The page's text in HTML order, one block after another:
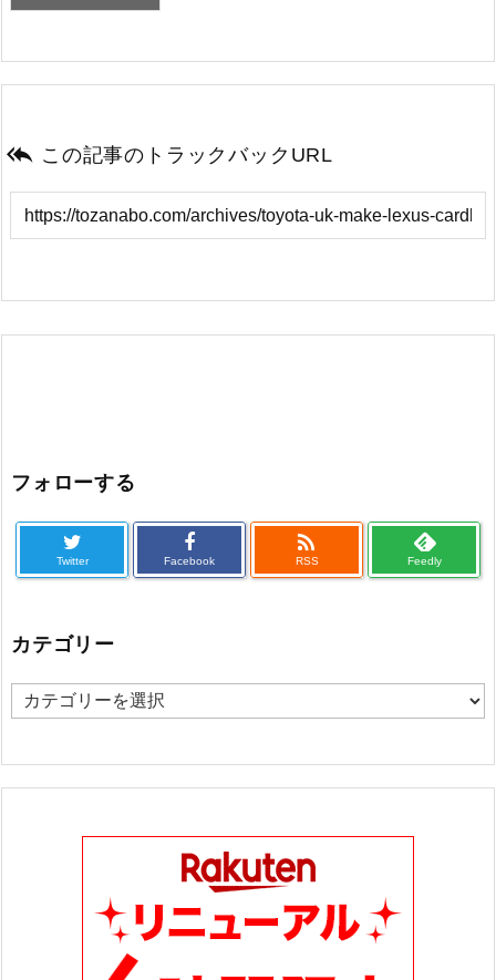
 この記事のトラックバックURL
フォローする
Twitter Facebook

RSS Feedly
カテゴリー
カ
ゴ